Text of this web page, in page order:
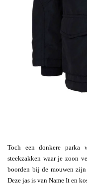
Toch een donkere parka
steekzakken waar je zoon
boorden bij de mouwen
Deze jas is van Name It en